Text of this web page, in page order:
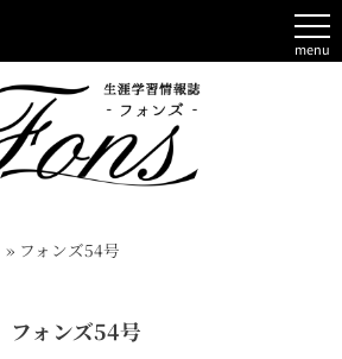
menu
» フォンズ54号
フォンズ54号